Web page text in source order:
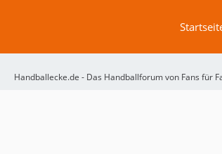
Handballecke.de - Das Handballforum von Fans für